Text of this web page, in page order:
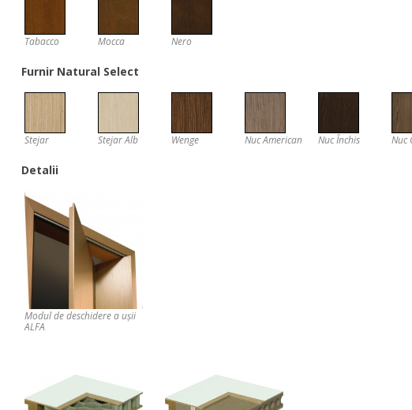
Tabacco Mocca Nero
Furnir Natural Select
Stejar Stejar Alb Wenge Nuc American Nuc Închis Nuc
Detalii
Modul de deschidere a ușii
ALFA